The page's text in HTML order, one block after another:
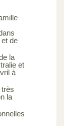
de
la
et
à
la